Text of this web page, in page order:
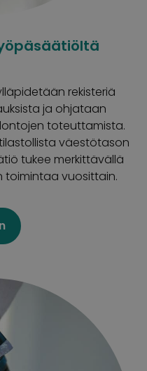
rekisteriä
ja ohjataan
toteuttamista.
väestötason
tukee merkittävällä
toimintaa vuosittain.